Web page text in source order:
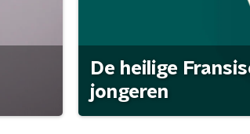
De heilige
jongeren